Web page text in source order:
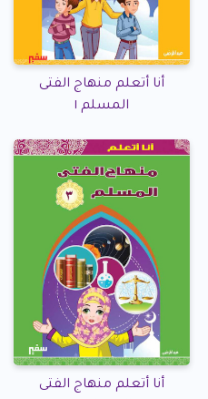
أنا أتعلم منهاج الفتى
المسلم ١
أنا أتعلم منهاج الفتى